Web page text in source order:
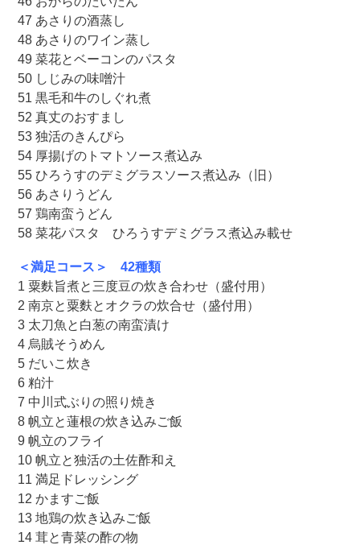
47 あさりの酒蒸し
48 あさりのワイン蒸し
49 菜花とベーコンのパスタ
50 しじみの味噌汁
51 黒毛和牛のしぐれ煮
52 真丈のおすまし
53 独活のきんぴら
54 厚揚げのトマトソース煮込み
55 ひろうすのデミグラスソース煮込み（旧）
56 あさりうどん
57 鶏南蛮うどん
58 菜花パスタ ひろうすデミグラス煮込み載せ
＜満足コース＞ 42種類
1 粟麩旨煮と三度豆の炊き合わせ（盛付用）
2 南京と粟麩とオクラの炊合せ（盛付用）
3 太刀魚と白葱の南蛮漬け
4 烏賊そうめん
5 だいこ炊き
6 粕汁
7 中川式ぶりの照り焼き
8 帆立と蓮根の炊き込みご飯
9 帆立のフライ
10 帆立と独活の土佐酢和え
11 満足ドレッシング
12 かますご飯
13 地鶏の炊き込みご飯
14 茸と青菜の酢の物